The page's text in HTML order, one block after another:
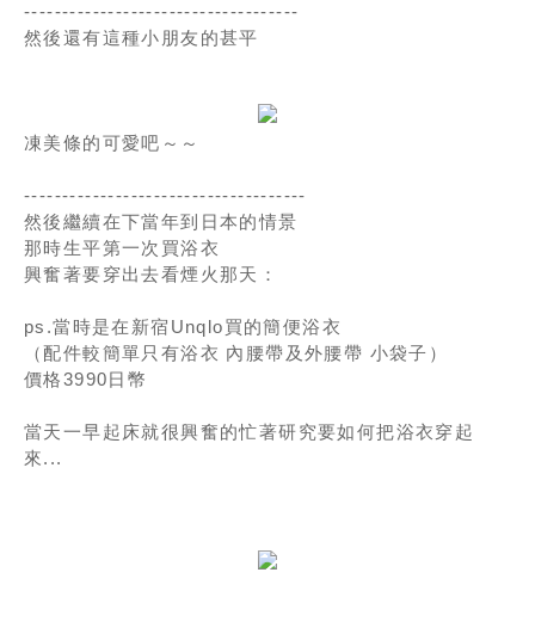
------------------------------------
然後還有這種小朋友的甚平
凍美條的可愛吧～～
-------------------------------------
然後繼續在下當年到日本的情景
那時生平第一次買浴衣
興奮著要穿出去看煙火那天：
ps.當時是在新宿Unqlo買的簡便浴衣
（配件較簡單只有浴衣 內腰帶及外腰帶 小袋子）
價格3990日幣
當天一早起床就很興奮的忙著研究要如何把浴衣穿起
來...